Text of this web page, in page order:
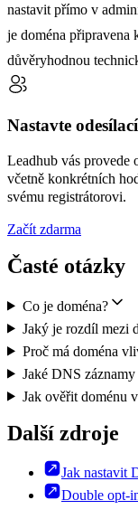
nastavit přímo v
je doména připravena
důvěryhodnou
Nastavte
Leadhub vás provede
včetně konkrétních
svému registrátorovi.
Začít zdarma
Časté otázky
Co je doména?
Jaký je rozdíl mezi
Proč má doména
Jaké DNS
Jak ověřit doménu
Další zdroje
Jak nastavit
Double opt-